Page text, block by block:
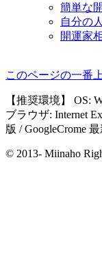
簡単な
自分の
開運家
このページの一番
【推奨環境】 OS:
ブラウザ: Internet
版 / GoogleCrome
© 2013- Miinaho